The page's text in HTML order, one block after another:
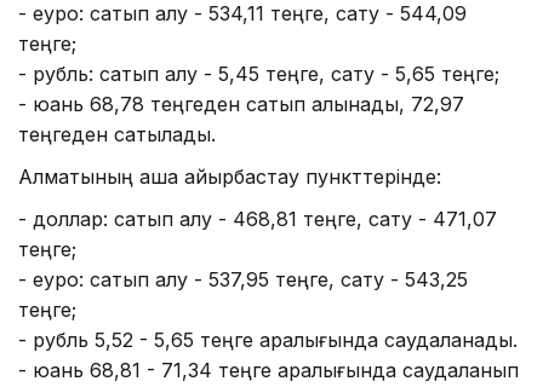
- еуро: сатып алу - 534,11 теңге, сату - 544,09
теңге;
- рубль: сатып алу - 5,45 теңге, сату - 5,65 теңге;
- юань 68,78 теңгеден сатып алынады, 72,97
теңгеден сатылады.
Алматының ақша айырбастау пункттерінде:
- доллар: сатып алу - 468,81 теңге, сату - 471,07
теңге;
- еуро: сатып алу - 537,95 теңге, сату - 543,25
теңге;
- рубль 5,52 - 5,65 теңге аралығында саудаланады.
- юань 68,81 - 71,34 теңге аралығында саудаланып